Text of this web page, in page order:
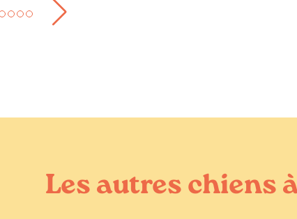
Les autres chiens